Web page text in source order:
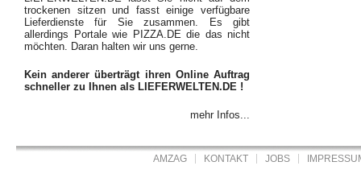
trockenen sitzen und fasst einige verfügbare
Lieferdienste für Sie zusammen. Es gibt
allerdings Portale wie PIZZA.DE die das nicht
möchten. Daran halten wir uns gerne.
Kein anderer überträgt ihren Online Auftrag
schneller zu Ihnen als LIEFERWELTEN.DE !
mehr Infos...
AMZAG KONTAKT JOBS